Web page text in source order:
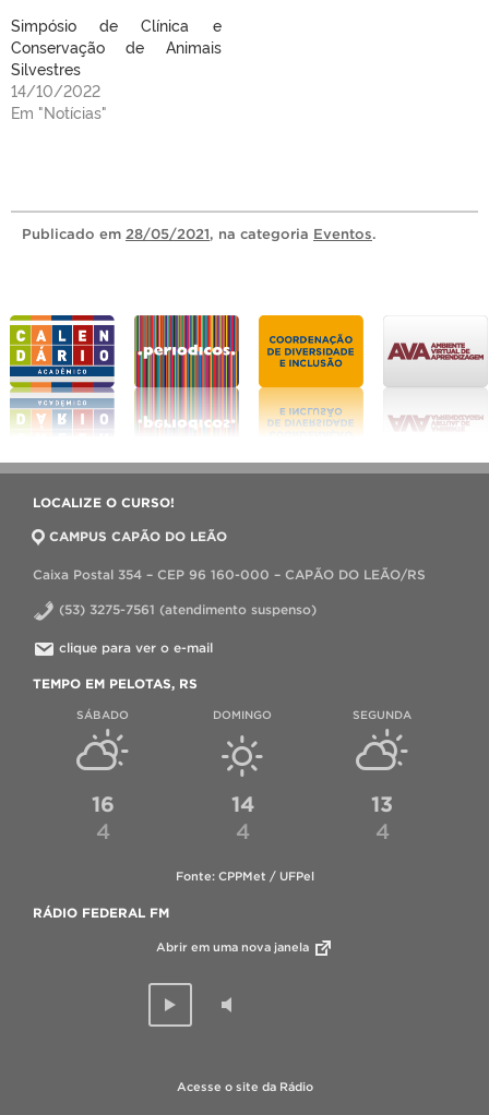
Simpósio de Clínica e
Conservação de Animais
Silvestres
14/10/2022
Em "Notícias"
Publicado em 28/05/2021, na categoria Eventos.
LOCALIZE O CURSO!
CAMPUS CAPÃO DO LEÃO
Caixa Postal 354 – CEP 96 160-000 – CAPÃO DO LEÃO/RS
(53) 3275-7561 (atendimento suspenso)
clique para ver o e-mail
TEMPO EM PELOTAS, RS
SÁBADO
16
4
DOMINGO
14
4
SEGUNDA
13
4
Fonte: CPPMet / UFPel
RÁDIO FEDERAL FM
Abrir em uma nova janela
Acesse o site da Rádio